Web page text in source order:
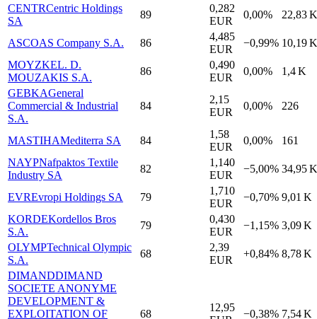
CENTRCentric Holdings
SA
89
0,282
EUR
0,00% 22,83 K
ASCOAS Company S.A. 86
4,485
EUR
−0,99% 10,19 K
MOYZKEL. D.
MOUZAKIS S.A.
86
0,490
EUR
0,00%
1,4 K
GEBKAGeneral
Commercial & Industrial
S.A.
84
2,15
EUR
0,00% 226
MASTIHAMediterra SA 84
1,58
EUR
0,00%
161
NAYPNafpaktos Textile
Industry SA
82
1,140
EUR
−5,00% 34,95 K
EVREvropi Holdings SA 79
1,710
EUR
−0,70% 9,01 K
KORDEKordellos Bros
S.A.
79
0,430
EUR
−1,15% 3,09 K
OLYMPTechnical Olympic
S.A.
68
2,39
EUR
+0,84% 8,78 K
DIMANDDIMAND
SOCIETE ANONYME
DEVELOPMENT &
EXPLOITATION OF
68
12,95
−0,38% 7,54 K